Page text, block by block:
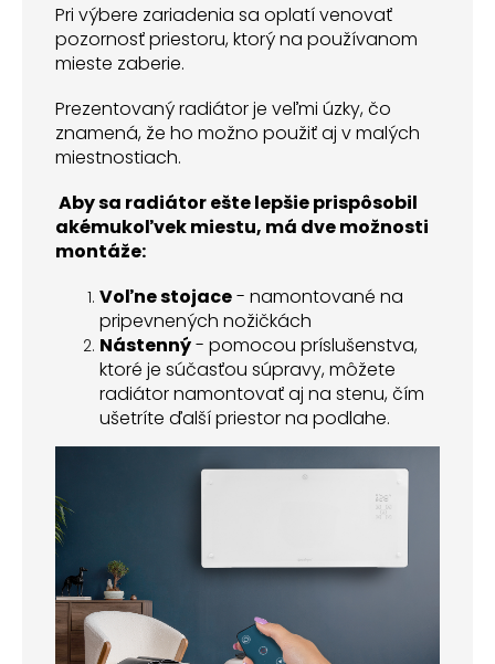
Pri výbere zariadenia sa oplatí venovať
pozornosť priestoru, ktorý na používanom
mieste zaberie.
Prezentovaný radiátor je veľmi úzky, čo
znamená, že ho možno použiť aj v malých
miestnostiach.
Aby sa radiátor ešte lepšie prispôsobil
akémukoľvek miestu, má dve možnosti
montáže:
Voľne stojace- namontované na
pripevnených nožičkách
Nástenný- pomocou príslušenstva,
ktoré je súčasťou súpravy, môžete
radiátor namontovať aj na stenu, čím
ušetríte ďalší priestor na podlahe.